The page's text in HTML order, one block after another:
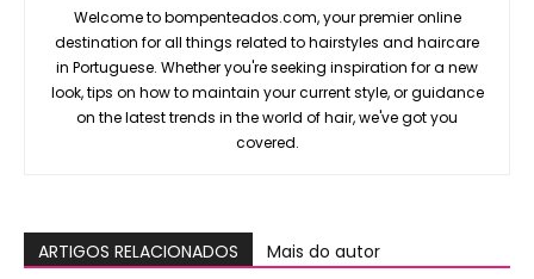
Welcome to bompenteados.com, your premier online
destination for all things related to hairstyles and haircare
in Portuguese. Whether you're seeking inspiration for a new
look, tips on how to maintain your current style, or guidance
on the latest trends in the world of hair, we've got you
covered.
ARTIGOS RELACIONADOS Mais do autor